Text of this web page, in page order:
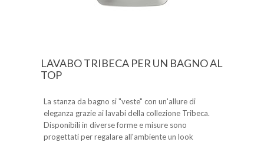
LAVABO TRIBECA PER UN BAGNO AL
TOP
La stanza da bagno si "veste" con un'allure di
eleganza grazie ai lavabi della collezione Tribeca.
Disponibili in diverse forme e misure sono
progettati per regalare all'ambiente un look